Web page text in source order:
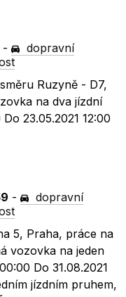
-
dopravní
Ruzyně - D7,
na dva jízdní
23.05.2021 12:00
-
dopravní
5, Praha, práce na
vozovka na jeden
Do 31.08.2021
jízdním pruhem,